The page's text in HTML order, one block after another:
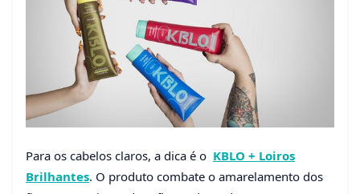
Para os cabelos claros, a dica é o KBLO + Loiros
Brilhantes. O produto combate o amarelamento dos